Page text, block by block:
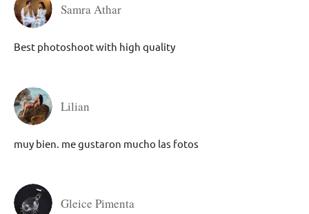
Samra Athar
Best photoshoot with high quality
Lilian
muy bien. me gustaron mucho las fotos
Gleice Pimenta